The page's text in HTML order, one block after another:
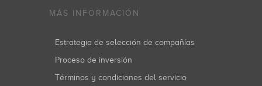
MÁS INFORMACIÓN
Estrategia de selección de compañías
Proceso de inversión
Términos y condiciones del servicio